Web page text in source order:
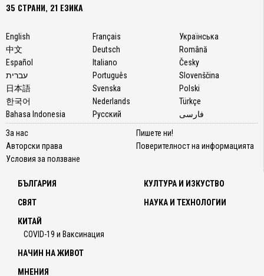
имаше
нещо,
35 СТРАНИ, 21 ЕЗИКА
English
中文
Español
עברית
日本語
한국어
Bahasa Indonesia
Français
Deutsch
Italiano
Português
Svenska
Nederlands
Русский
Українська
Română
Česky
Slovenščina
Polski
Türkçe
فارسی
За нас
Авторски права
Условия за ползване
Пишете ни!
Поверителност на информацията
БЪЛГАРИЯ
СВЯТ
КИТАЙ
COVID-19 и Ваксинация
КУЛТУРА И ИЗКУСТВО
НАУКА И ТЕХНОЛОГИИ
НАЧИН НА ЖИВОТ
МНЕНИЯ